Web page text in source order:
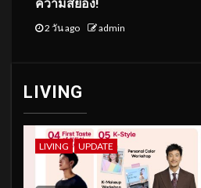
ความสยอง!
2 วัน ago admin
LIVING
LIVING UPDATE